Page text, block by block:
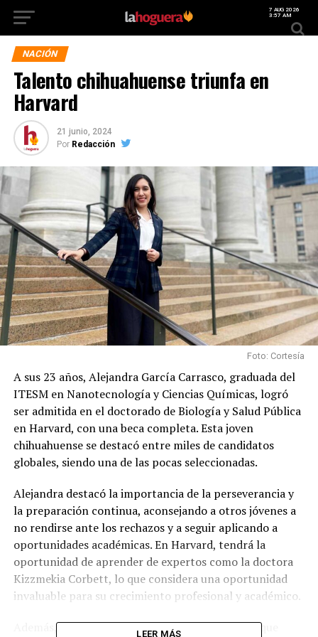
7 AUG 2026
3:57 AM
NACIÓN
Talento chihuahuense triunfa en
Harvard
21 junio, 2024
Por Redacción
Foto: Cortesía
A sus 23 años, Alejandra García Carrasco, graduada del
ITESM en Nanotecnología y Ciencias Químicas, logró
ser admitida en el doctorado de Biología y Salud Pública
en Harvard, con una beca completa. Esta joven
chihuahuense se destacó entre miles de candidatos
globales, siendo una de las pocas seleccionadas.
Alejandra destacó la importancia de la perseverancia y
la preparación continua, aconsejando a otros jóvenes a
no rendirse ante los rechazos y a seguir aplicando a
oportunidades académicas. En Harvard, tendrá la
oportunidad de aprender de expertos como la doctora
Kizzmekia Corbett, lo que considera una oportunidad
invaluable para su crecimiento profesional y académico.
Además, relató el intenso proceso de selección, que
LEER MÁS